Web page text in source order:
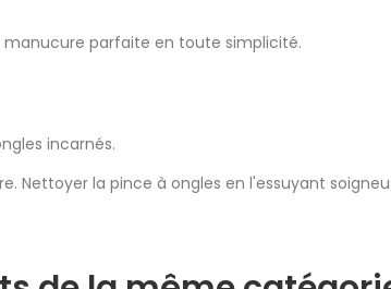
manucure parfaite en toute simplicité.
incarnés.
Nettoyer la pince à ongles en l'essuyant